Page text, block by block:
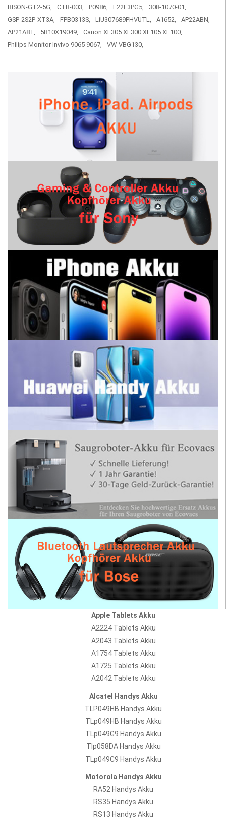
BISON-GT2-5G, CTR-003, P0986, L22L3PG5,
308-1070-01,
GSP-2S2P-XT3A,
FPB0313S, LiU307689PHVUTL, A1652,
AP22ABN,
AP21A8T,
5B10X19049,
Canon XF305 XF300 XF105 XF100,
Philips Monitor Invivo 9065 9067,
VW-VBG130,
Apple Tablets Akku
A2224 Tablets Akku
A2043 Tablets Akku
A1754 Tablets Akku
A1725 Tablets Akku
A2042 Tablets Akku
Alcatel Handys Akku
TLP049HB Handys Akku
TLp049HB Handys Akku
TLp049G9 Handys Akku
Tlp058DA Handys Akku
TLp049C9 Handys Akku
Motorola Handys Akku
RA52 Handys Akku
RS35 Handys Akku
RS13 Handys Akku